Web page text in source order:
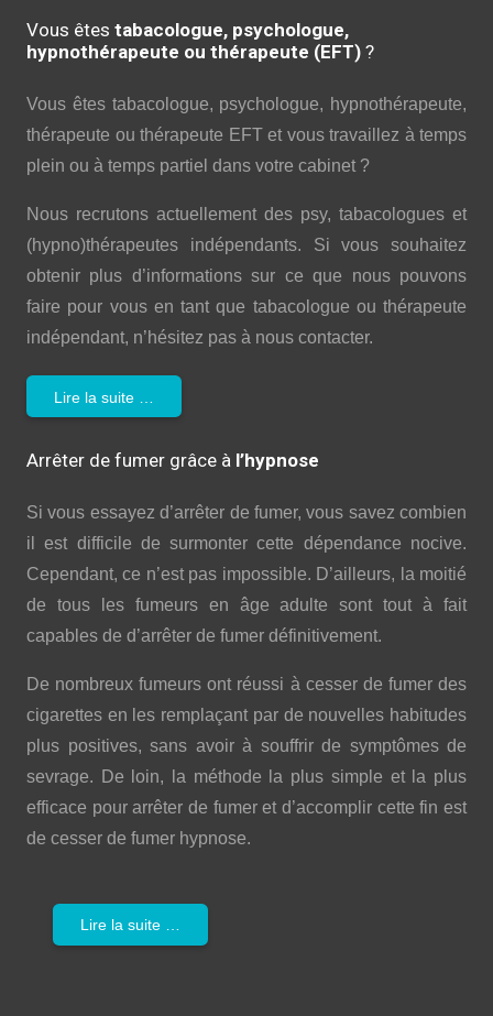
Vous êtes tabacologue, psychologue,
hypnothérapeute ou thérapeute (EFT) ?
Vous êtes tabacologue, psychologue, hypnothérapeute,
thérapeute ou thérapeute EFT et vous travaillez à temps
plein ou à temps partiel dans votre cabinet ?
Nous recrutons actuellement des psy, tabacologues et
(hypno)thérapeutes indépendants. Si vous souhaitez
obtenir plus d’informations sur ce que nous pouvons
faire pour vous en tant que tabacologue ou thérapeute
indépendant, n’hésitez pas à nous contacter.
Lire la suite …
Arrêter de fumer grâce à l’hypnose
Si vous essayez d’arrêter de fumer, vous savez combien
il est difficile de surmonter cette dépendance nocive.
Cependant, ce n’est pas impossible. D’ailleurs, la moitié
de tous les fumeurs en âge adulte sont tout à fait
capables de d’arrêter de fumer définitivement.
De nombreux fumeurs ont réussi à cesser de fumer des
cigarettes en les remplaçant par de nouvelles habitudes
plus positives, sans avoir à souffrir de symptômes de
sevrage. De loin, la méthode la plus simple et la plus
efficace pour arrêter de fumer et d’accomplir cette fin est
de cesser de fumer hypnose.
Lire la suite …